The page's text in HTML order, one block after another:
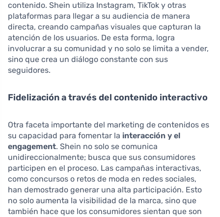
contenido. Shein utiliza Instagram, TikTok y otras
plataformas para llegar a su audiencia de manera
directa, creando campañas visuales que capturan la
atención de los usuarios. De esta forma, logra
involucrar a su comunidad y no solo se limita a vender,
sino que crea un diálogo constante con sus
seguidores.
Fidelización a través del contenido interactivo
Otra faceta importante del marketing de contenidos es
su capacidad para fomentar la interacción y el
engagement. Shein no solo se comunica
unidireccionalmente; busca que sus consumidores
participen en el proceso. Las campañas interactivas,
como concursos o retos de moda en redes sociales,
han demostrado generar una alta participación. Esto
no solo aumenta la visibilidad de la marca, sino que
también hace que los consumidores sientan que son